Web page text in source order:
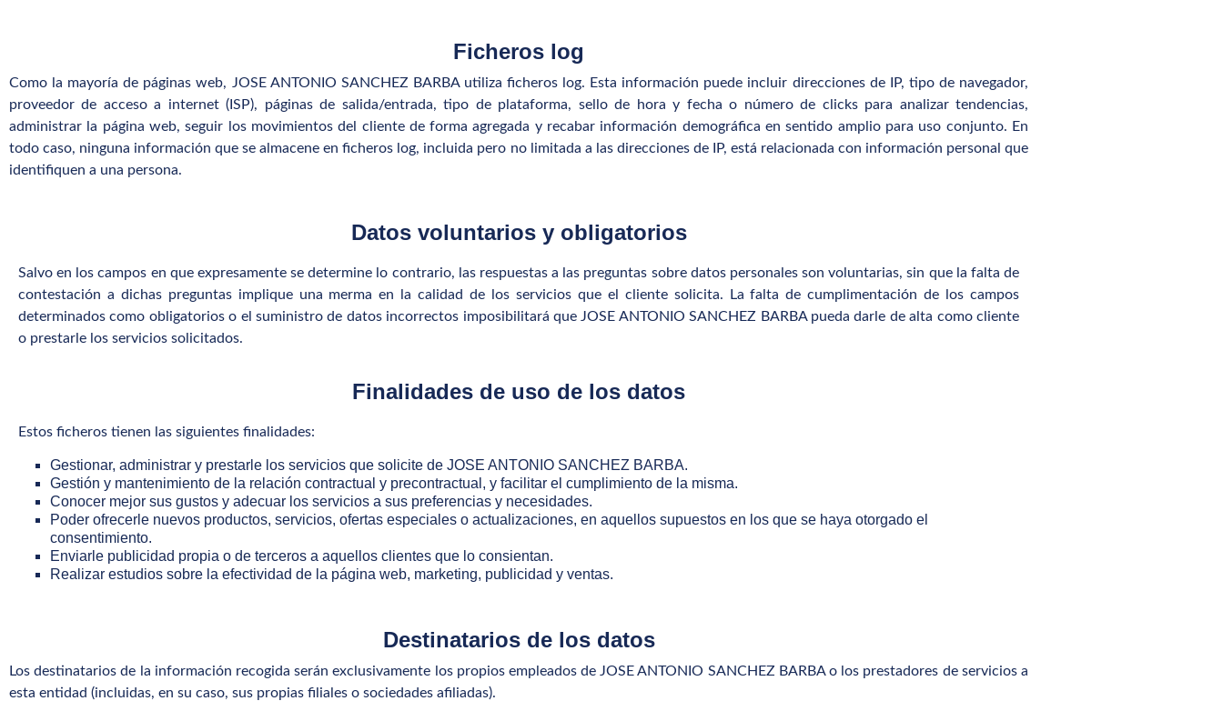
Ficheros log
Como la mayoría de páginas web, JOSE ANTONIO SANCHEZ BARBA utiliza ficheros log. Esta información puede incluir direcciones de IP, tipo de navegador,
proveedor de acceso a internet (ISP), páginas de salida/entrada, tipo de plataforma, sello de hora y fecha o número de clicks para analizar tendencias,
administrar la página web, seguir los movimientos del cliente de forma agregada y recabar información demográfica en sentido amplio para uso conjunto. En
todo caso, ninguna información que se almacene en ficheros log, incluida pero no limitada a las direcciones de IP, está relacionada con información personal que
identifiquen a una persona.
Datos voluntarios y obligatorios
Salvo en los campos en que expresamente se determine lo contrario, las respuestas a las preguntas sobre datos personales son voluntarias, sin que la falta de
contestación a dichas preguntas implique una merma en la calidad de los servicios que el cliente solicita. La falta de cumplimentación de los campos
determinados como obligatorios o el suministro de datos incorrectos imposibilitará que JOSE ANTONIO SANCHEZ BARBA pueda darle de alta como cliente
o prestarle los servicios solicitados.
Finalidades de uso de los datos
Estos ficheros tienen las siguientes finalidades:
Gestionar, administrar y prestarle los servicios que solicite de JOSE ANTONIO SANCHEZ BARBA.
Gestión y mantenimiento de la relación contractual y precontractual, y facilitar el cumplimiento de la misma.
Conocer mejor sus gustos y adecuar los servicios a sus preferencias y necesidades.
Poder ofrecerle nuevos productos, servicios, ofertas especiales o actualizaciones, en aquellos supuestos en los que se haya otorgado el
consentimiento.
Enviarle publicidad propia o de terceros a aquellos clientes que lo consientan.
Realizar estudios sobre la efectividad de la página web, marketing, publicidad y ventas.
Destinatarios de los datos
Los destinatarios de la información recogida serán exclusivamente los propios empleados de JOSE ANTONIO SANCHEZ BARBA o los prestadores de servicios a
esta entidad (incluidas, en su caso, sus propias filiales o sociedades afiliadas).